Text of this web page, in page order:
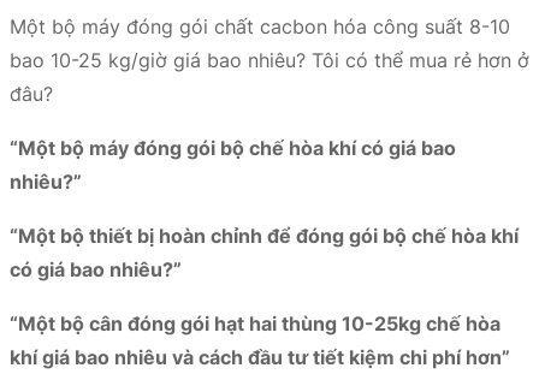
Một bộ máy đóng gói chất cacbon hóa công suất 8-10
bao 10-25 kg/giờ giá bao nhiêu? Tôi có thể mua rẻ hơn ở
đâu?
“Một bộ máy đóng gói bộ chế hòa khí có giá bao
nhiêu?”
“Một bộ thiết bị hoàn chỉnh để đóng gói bộ chế hòa khí
có giá bao nhiêu?”
“Một bộ cân đóng gói hạt hai thùng 10-25kg chế hòa
khí giá bao nhiêu và cách đầu tư tiết kiệm chi phí hơn”